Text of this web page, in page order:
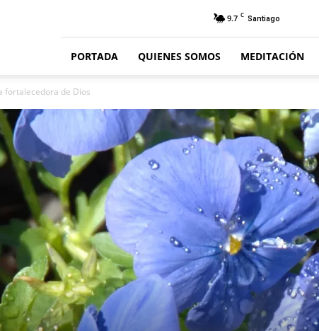
9.7 C Santiago
PORTADA QUIENES SOMOS MEDITACIÓN
fortalecedora de Dios